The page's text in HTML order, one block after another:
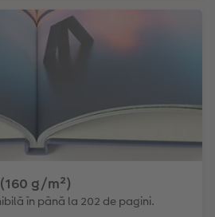
g/m²)
în până la 202 de pagini.